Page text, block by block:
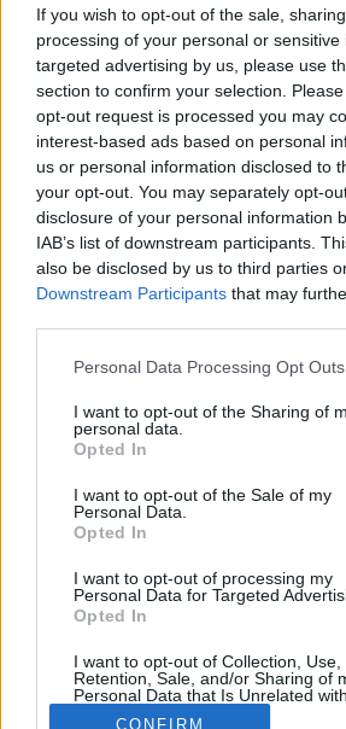
If you wish to opt-out of the sale,
processing of your personal or
targeted advertising by us, please use
section to confirm your selection.
opt-out request is processed you may
interest-based ads based on personal
us or personal information disclosed to
your opt-out. You may separately opt-
disclosure of your personal information
IAB’s list of downstream participants.
also be disclosed by us to third parties
Downstream Participants that may
Please note that this website/app uses
not limited to your visit or usage
grant or deny consent to Google and its
use your data for below specified
consent section.
Personal Data Processing Opt Outs
I want to opt-out of the Sharing of
personal data.
Opted In
I want to opt-out of the Sale of my
Personal Data.
Opted In
I want to opt-out of processing my
Personal Data for Targeted
Opted In
I want to opt-out of Collection, Use,
Retention, Sale, and/or Sharing of
Personal Data that Is Unrelated
Purposes for which it was collected.
CONFIRM
jelenségről a